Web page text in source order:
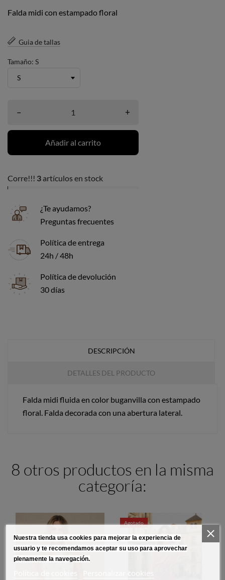
Falda midi con estampado floral
Guia de tallas
Tamaño: S
– +
Añadir al carrito
Corre!!! 3artículos en stock
¿Te ayudamos?
Preguntas frecuentes
Política de entrega
24h / 48h
Política de devolución
30 días
DESCRIPCIÓN
DETALLES DEL PRODUCTO
Falda midi fluida en color buganvilla con estampado
floral. Falda decorada con una abertura lateral.
8 otros productos en la misma
categoría:
Agotado
Nuestra tienda usa cookies para mejorar la experiencia de
usuario y te recomendamos aceptar su uso para aprovechar
plenamente la navegación.
Personalizar cookies